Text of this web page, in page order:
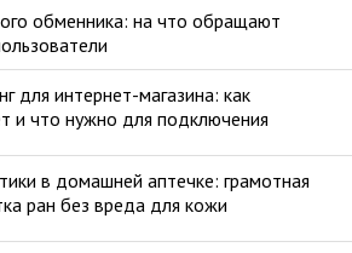
обменника: на что обращают
для интернет-магазина: как
и что нужно для подключения
в домашней аптечке: грамотная
ран без вреда для кожи